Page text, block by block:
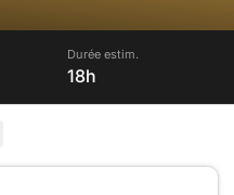
Durée estim.
18h